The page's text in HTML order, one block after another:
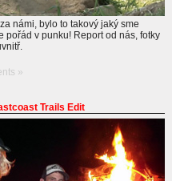
námi, bylo to takový jaký sme
pořád v punku! Report od nás, fotky
»
Trails Edit